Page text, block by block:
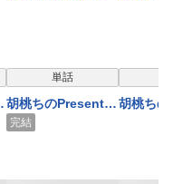
単話
胡桃ちのPresents
モノズキ散歩、お
完結
胡桃ち